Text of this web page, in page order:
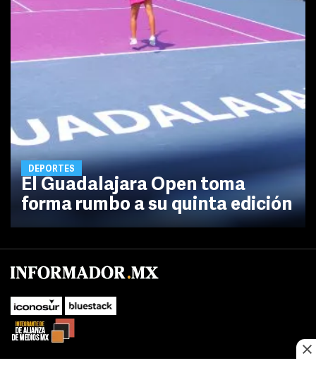
DEPORTES
El Guadalajara Open toma
forma rumbo a su quinta edición